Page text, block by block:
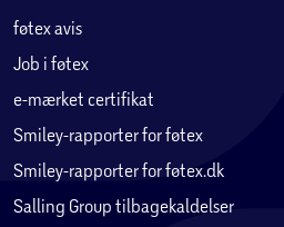
føtex avis
Job i føtex
e-mærket certifikat
Smiley-rapporter for føtex
Smiley-rapporter for føtex.dk
Salling Group tilbagekaldelser